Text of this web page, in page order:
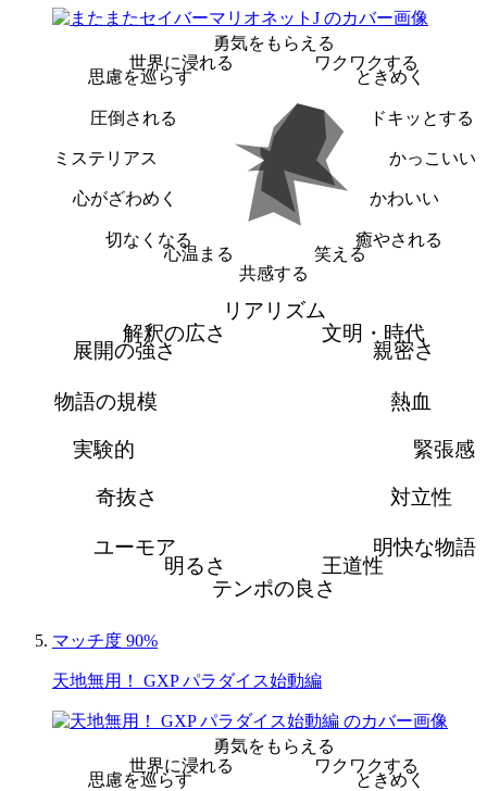
勇気をもらえる
ワクワクする
ときめく
ドキッとする
かっこいい
かわいい
癒やされる
笑える
共感する
心温まる
切なくなる
心がざわめく
ミステリアス
圧倒される
思慮を巡らす
世界に浸れる
リアリズム
文明・時代
親密さ
熱血
緊張感
対立性
明快な物語
王道性
テンポの良さ
明るさ
ユーモア
奇抜さ
実験的
物語の規模
展開の強さ
解釈の広さ
マッチ度 90%
天地無用！ GXP パラダイス始動編
勇気をもらえる
ワクワクする
ときめく
思慮を巡らす
世界に浸れる